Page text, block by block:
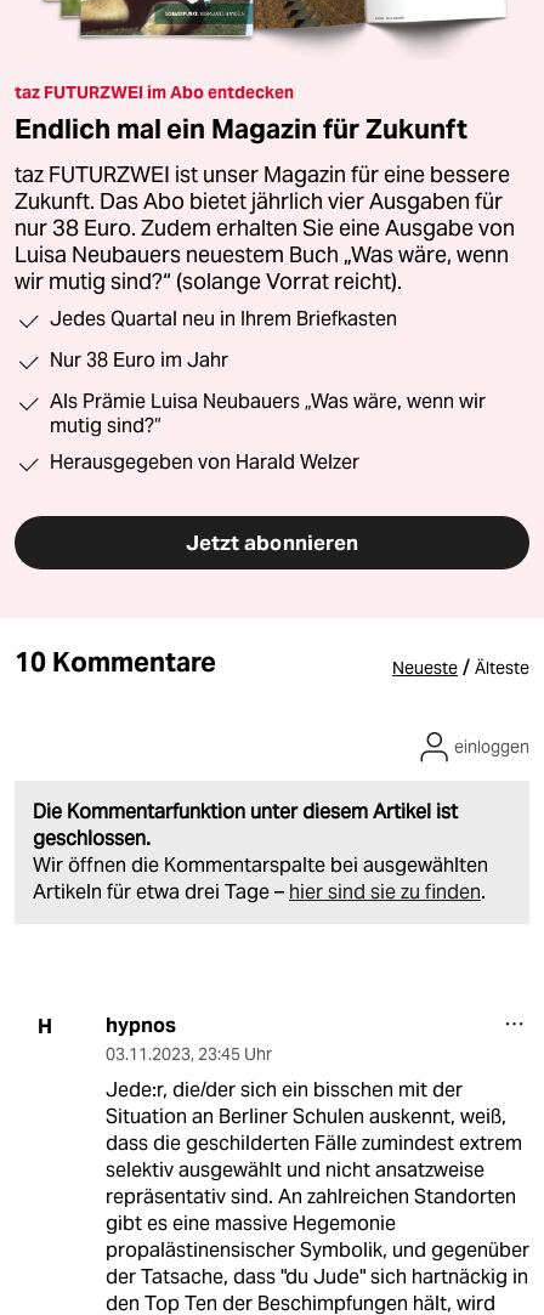
taz FUTURZWEI im Abo entdecken
Endlich mal ein Magazin für Zukunft
taz FUTURZWEI ist unser Magazin für eine bessere
Zukunft. Das Abo bietet jährlich vier Ausgaben für
nur 38 Euro. Zudem erhalten Sie eine Ausgabe von
Luisa Neubauers neuestem Buch „Was wäre, wenn
wir mutig sind?“ (solange Vorrat reicht).
Jedes Quartal neu in Ihrem Briefkasten
Nur 38 Euro im Jahr
Als Prämie Luisa Neubauers „Was wäre, wenn wir
mutig sind?“
Herausgegeben von Harald Welzer
Jetzt abonnieren
10 Kommentare Neueste / Älteste
Die Kommentarfunktion unter diesem Artikel ist
geschlossen.
Wir öffnen die Kommentarspalte bei ausgewählten
Artikeln für etwa drei Tage – hier sind sie zu finden.
einloggen
H hypnos
03.11.2023, 23:45 Uhr
Jede:r, die/der sich ein bisschen mit der
Situation an Berliner Schulen auskennt, weiß,
dass die geschilderten Fälle zumindest extrem
selektiv ausgewählt und nicht ansatzweise
repräsentativ sind. An zahlreichen Standorten
gibt es eine massive Hegemonie
propalästinensischer Symbolik, und gegenüber
der Tatsache, dass "du Jude" sich hartnäckig in
den Top Ten der Beschimpfungen hält, wird